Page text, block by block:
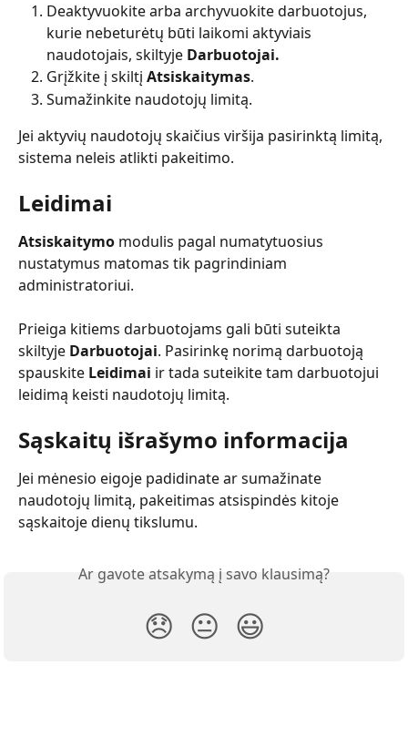
Deaktyvuokite arba archyvuokite darbuotojus,
kurie nebeturėtų būti laikomi aktyviais
naudotojais, skiltyje Darbuotojai.
Grįžkite į skiltį Atsiskaitymas.
Sumažinkite naudotojų limitą.
Jei aktyvių naudotojų skaičius viršija pasirinktą limitą,
sistema neleis atlikti pakeitimo.
Leidimai
Atsiskaitymo modulis pagal numatytuosius
nustatymus matomas tik pagrindiniam
administratoriui.
Prieiga kitiems darbuotojams gali būti suteikta
skiltyje Darbuotojai. Pasirinkę norimą darbuotoją
spauskite Leidimai ir tada suteikite tam darbuotojui
leidimą keisti naudotojų limitą.
Sąskaitų išrašymo informacija
Jei mėnesio eigoje padidinate ar sumažinate
naudotojų limitą, pakeitimas atsispindės kitoje
sąskaitoje dienų tikslumu.
Ar gavote atsakymą į savo klausimą?
😞 😐 😃